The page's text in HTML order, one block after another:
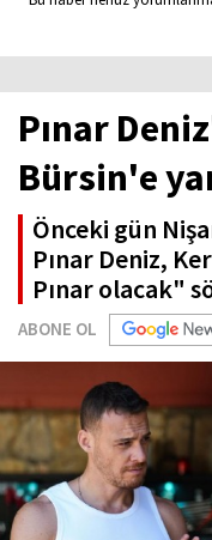
Pınar
Bürsin'e
Önceki gün
Pınar Deniz,
Pınar olacak"
ABONE OL